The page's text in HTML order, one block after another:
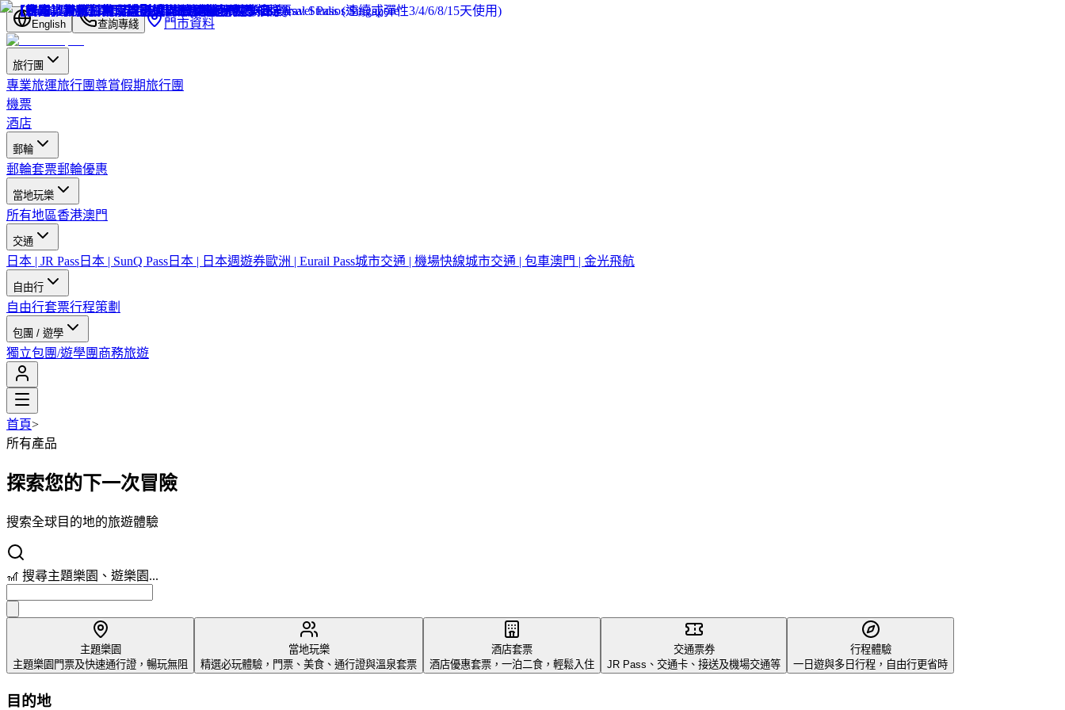
English 查詢專綫 門市資料
旅行團
專業旅運旅行團尊賞假期旅行團
機票
酒店
郵輪
郵輪套票郵輪優惠
當地玩樂
所有地區香港澳門
交通
日本 | JR Pass 日本 | SunQ Pass 日本 | 日本週遊券歐洲 | Eurail Pass城市交通 | 機場快線城市交通 | 包車澳門 | 金光飛航
自由行
自由行套票行程策劃
包團 / 遊學
獨立包團/遊學團 商務旅遊
首頁>
所有產品
探索您的下一次冒險
搜索全球目的地的旅遊體驗
🎢 搜尋主題樂園、遊樂園...
主題樂園
主題樂園門票及快速通行證，暢玩無阻
當地玩樂
精選必玩體驗，門票、美食、通行證與溫泉套票
酒店套票
酒店優惠套票，一泊二食，輕鬆入住
交通票券
JR Pass、交通卡、接送及機場交通等
行程體驗
一日遊與多日行程，自由行更省時
目的地